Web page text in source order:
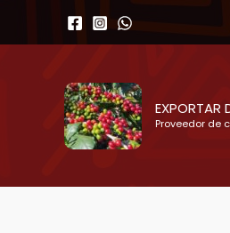
EXPORTAR
Proveedor de